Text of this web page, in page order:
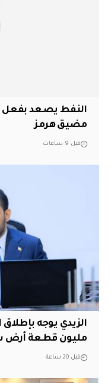
النفط يصعد بفعل
مضيق هرمز
قبل 9 ساعات
الزيدي يوجه
مليون قطعة أرض
قبل 20 ساعة